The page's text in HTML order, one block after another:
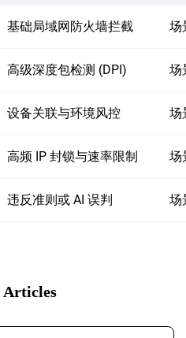
基础局域网防火墙拦截 场
高级深度包检测 (DPI) 场
设备关联与环境风控 场
高频 IP 封锁与速率限制 场
违反准则或 AI 误判 场
Articles